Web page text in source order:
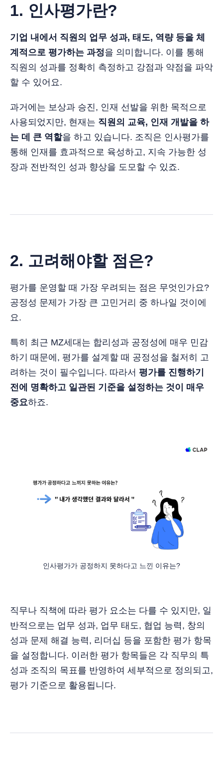
1. 인사평가란?
기업 내에서 직원의 업무 성과, 태도, 역량 등을 체
계적으로 평가하는 과정을 의미합니다. 이를 통해
직원의 성과를 정확히 측정하고 강점과 약점을 파악
할 수 있어요.
과거에는 보상과 승진, 인재 선발을 위한 목적으로
사용되었지만, 현재는 직원의 교육, 인재 개발을 하
는 데 큰 역할을 하고 있습니다. 조직은 인사평가를
통해 인재를 효과적으로 육성하고, 지속 가능한 성
장과 전반적인 성과 향상을 도모할 수 있죠.
2. 고려해야할 점은?
평가를 운영할 때 가장 우려되는 점은 무엇인가요?
공정성 문제가 가장 큰 고민거리 중 하나일 것이에
요.
특히 최근 MZ세대는 합리성과 공정성에 매우 민감
하기 때문에, 평가를 설계할 때 공정성을 철저히 고
려하는 것이 필수입니다. 따라서 평가를 진행하기
전에 명확하고 일관된 기준을 설정하는 것이 매우
중요하죠.
인사평가가 공정하지 못하다고 느낀 이유는?
직무나 직책에 따라 평가 요소는 다를 수 있지만, 일
반적으로는 업무 성과, 업무 태도, 협업 능력, 창의
성과 문제 해결 능력, 리더십 등을 포함한 평가 항목
을 설정합니다. 이러한 평가 항목들은 각 직무의 특
성과 조직의 목표를 반영하여 세부적으로 정의되고,
평가 기준으로 활용됩니다.